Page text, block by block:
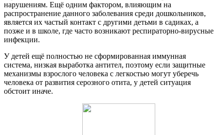
нарушениям. Ещё одним фактором, влияющим на
распространение данного заболевания среди дошкольников,
является их частый контакт с другими детьми в садиках, а
позже и в школе, где часто возникают респираторно-вирусные
инфекции.
У детей ещё полностью не сформированная иммунная
система, низкая выработка антител, поэтому если защитные
механизмы взрослого человека с легкостью могут уберечь
человека от развития серозного отита, у детей ситуация
обстоит иначе.